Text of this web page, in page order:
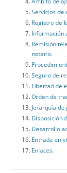
Servicios de
Registro de
Información
Remisión
notario.
Seguro de
Libertad de
Orden de
Jerarquía de
Disposición
Desarrollo
Entrada en
Enlaces: